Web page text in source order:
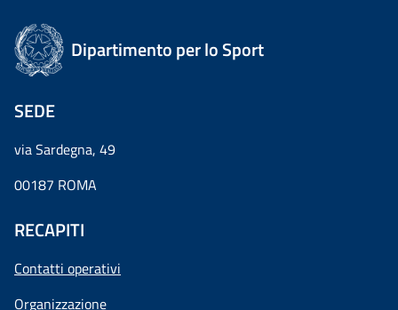
Dipartimento per lo Sport
SEDE
via Sardegna, 49
00187 ROMA
RECAPITI
Contatti operativi
Organizzazione